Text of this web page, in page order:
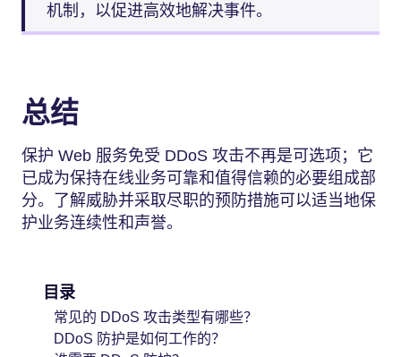
机制，以促进高效地解决事件。
总结
保护 Web 服务免受 DDoS 攻击不再是可选项；它
已成为保持在线业务可靠和值得信赖的必要组成部
分。了解威胁并采取尽职的预防措施可以适当地保
护业务连续性和声誉。
目录
常见的 DDoS 攻击类型有哪些？
DDoS 防护是如何工作的？